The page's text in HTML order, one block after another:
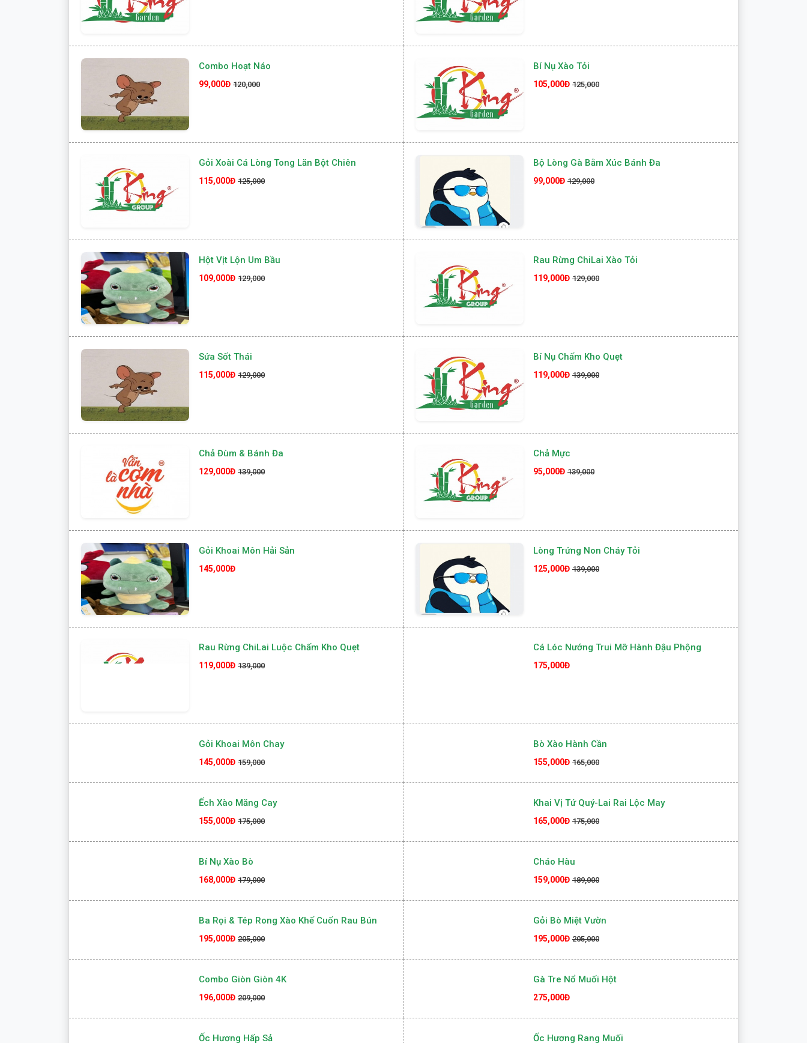
Combo Hoạt Náo
99,000Đ 120,000
Bí Nụ Xào Tỏi
105,000Đ 125,000
Gỏi Xoài Cá Lòng Tong Lăn Bột Chiên
115,000Đ 125,000
Bộ Lòng Gà Bằm Xúc Bánh Đa
99,000Đ 129,000
Hột Vịt Lộn Um Bầu
109,000Đ 129,000
Rau Rừng ChiLai Xào Tỏi
119,000Đ 129,000
Sứa Sốt Thái
115,000Đ 129,000
Bí Nụ Chấm Kho Quẹt
119,000Đ 139,000
Chả Đùm & Bánh Đa
129,000Đ 139,000
Chả Mực
95,000Đ 139,000
Gỏi Khoai Môn Hải Sản
145,000Đ
Lòng Trứng Non Cháy Tỏi
125,000Đ 139,000
Rau Rừng ChiLai Luộc Chấm Kho Quẹt
119,000Đ 139,000
Cá Lóc Nướng Trui Mỡ Hành Đậu Phộng
175,000Đ
Gỏi Khoai Môn Chay
145,000Đ 159,000
Bò Xào Hành Cần
155,000Đ 165,000
Ếch Xào Măng Cay
155,000Đ 175,000
Khai Vị Tứ Quý-Lai Rai Lộc May
165,000Đ 175,000
Bí Nụ Xào Bò
168,000Đ 179,000
Cháo Hàu
159,000Đ 189,000
Ba Rọi & Tép Rong Xào Khế Cuốn Rau Bún
195,000Đ 205,000
Gỏi Bò Miệt Vườn
195,000Đ 205,000
Combo Giòn Giòn 4K
196,000Đ 209,000
Gà Tre Nổ Muối Hột
275,000Đ
Ốc Hương Hấp Sả Ốc Hương Rang Muối